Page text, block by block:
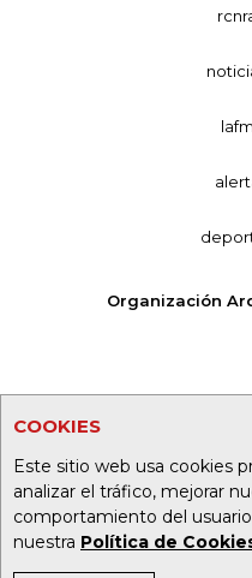
COOKIES
Este sitio web usa cookies
analizar el tráfico, mejorar
comportamiento del
nuestra Política de
Organización